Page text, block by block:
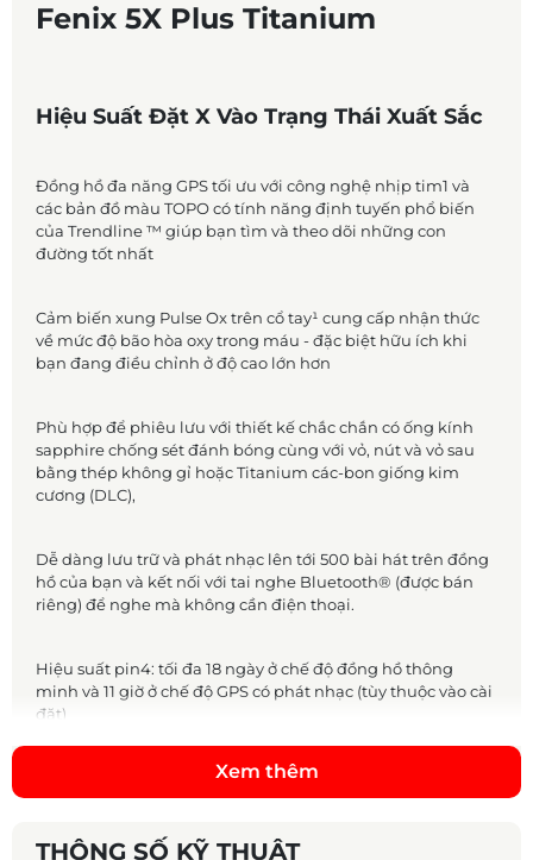
Fenix 5X Plus Titanium
Hiệu Suất Đặt X Vào Trạng Thái Xuất Sắc
Đồng hồ đa năng GPS tối ưu với công nghệ nhịp tim1 và
các bản đồ màu TOPO có tính năng định tuyến phổ biến
của Trendline ™ giúp bạn tìm và theo dõi những con
đường tốt nhất
Cảm biến xung Pulse Ox trên cổ tay¹ cung cấp nhận thức
về mức độ bão hòa oxy trong máu - đặc biệt hữu ích khi
bạn đang điều chỉnh ở độ cao lớn hơn
Phù hợp để phiêu lưu với thiết kế chắc chắn có ống kính
sapphire chống sét đánh bóng cùng với vỏ, nút và vỏ sau
bằng thép không gỉ hoặc Titanium các-bon giống kim
cương (DLC),
Dễ dàng lưu trữ và phát nhạc lên tới 500 bài hát trên đồng
hồ của bạn và kết nối với tai nghe Bluetooth® (được bán
riêng) để nghe mà không cần điện thoại.
Hiệu suất pin4: tối đa 18 ngày ở chế độ đồng hồ thông
minh và 11 giờ ở chế độ GPS có phát nhạc (tùy thuộc vào cài
đặt)
Đối với các vận động viên và những nhà thám hiểm ngoài
trời, những người muốn có được một thiết bị huấn luyện
ra nhằm mục đích này. Đây là chiếc đồng hồ fēnix Series
Xem thêm
THÔNG SỐ KỸ THUẬT